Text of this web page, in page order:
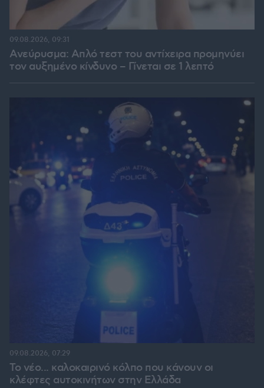
Ανεύρυσμα: Απλό τεστ του αντίχειρα προμηνύει
τον αυξημένο κίνδυνο – Γίνεται σε 1 λεπτό
09.08.2026, 09:31
Το νέο... καλοκαιρινό κόλπο που κάνουν οι
κλέφτες αυτοκινήτων στην Ελλάδα
09.08.2026, 07:29